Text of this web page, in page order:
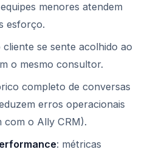
menores atendem
esforço.
cliente se sente acolhido ao
o mesmo consultor.
completo de conversas
erros operacionais
com o Ally CRM).
: métricas